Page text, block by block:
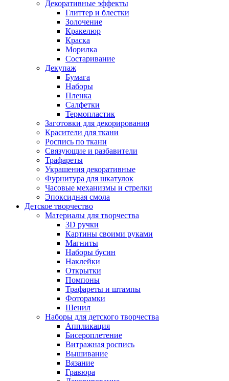
Декоративные эффекты
Глиттер и блестки
Золочение
Кракелюр
Краска
Морилка
Состаривание
Декупаж
Бумага
Наборы
Пленка
Салфетки
Термопластик
Заготовки для декорирования
Красители для ткани
Роспись по ткани
Связующие и разбавители
Трафареты
Украшения декоративные
Фурнитура для шкатулок
Часовые механизмы и стрелки
Эпоксидная смола
Детское творчество
Материалы для творчества
3D ручки
Картины своими руками
Магниты
Наборы бусин
Наклейки
Открытки
Помпоны
Трафареты и штампы
Фоторамки
Шенил
Наборы для детского творчества
Аппликация
Бисероплетение
Витражная роспись
Вышивание
Вязание
Гравюра